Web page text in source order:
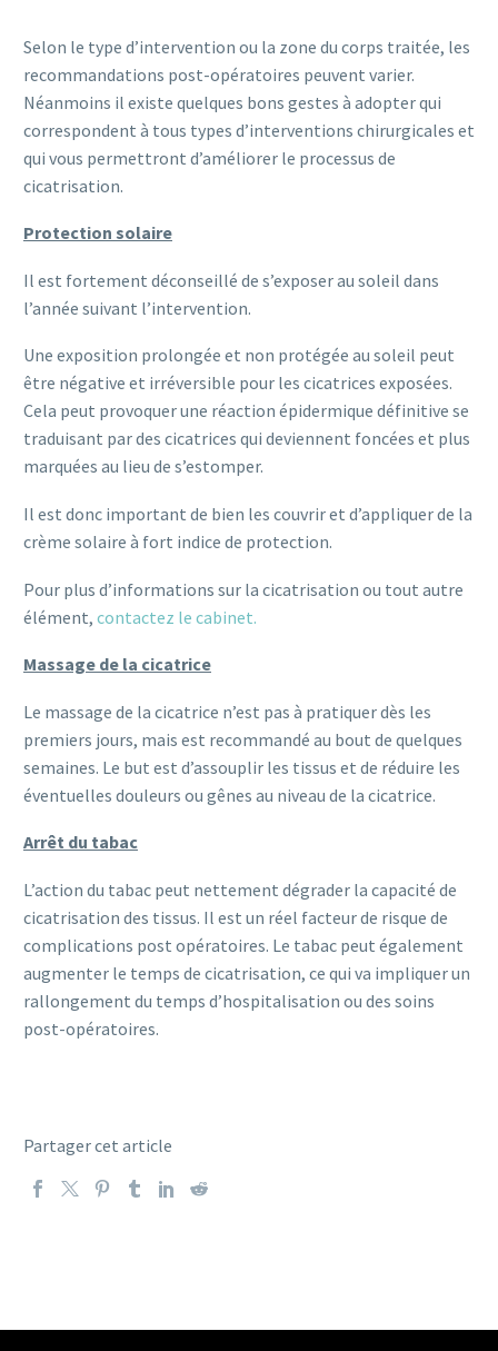
Selon le type d’intervention ou la zone du corps traitée, les
recommandations post-opératoires peuvent varier.
Néanmoins il existe quelques bons gestes à adopter qui
correspondent à tous types d’interventions chirurgicales et
qui vous permettront d’améliorer le processus de
cicatrisation.
Protection solaire
Il est fortement déconseillé de s’exposer au soleil dans
l’année suivant l’intervention.
Une exposition prolongée et non protégée au soleil peut
être négative et irréversible pour les cicatrices exposées.
Cela peut provoquer une réaction épidermique définitive se
traduisant par des cicatrices qui deviennent foncées et plus
marquées au lieu de s’estomper.
Il est donc important de bien les couvrir et d’appliquer de la
crème solaire à fort indice de protection.
Pour plus d’informations sur la cicatrisation ou tout autre
élément, contactez le cabinet.
Massage de la cicatrice
Le massage de la cicatrice n’est pas à pratiquer dès les
premiers jours, mais est recommandé au bout de quelques
semaines. Le but est d’assouplir les tissus et de réduire les
éventuelles douleurs ou gênes au niveau de la cicatrice.
Arrêt du tabac
L’action du tabac peut nettement dégrader la capacité de
cicatrisation des tissus. Il est un réel facteur de risque de
complications post opératoires. Le tabac peut également
augmenter le temps de cicatrisation, ce qui va impliquer un
rallongement du temps d’hospitalisation ou des soins
post-opératoires.
Partager cet article